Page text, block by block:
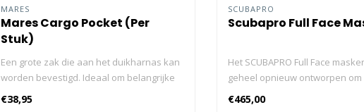
MARES
Mares Cargo Pocket (Per
Stuk)
Een grote zak die aan het duikharnas kan
worden bevestigd. Ideaal om belangrijke
nemen. 1200d 'kogelvrij' ballistisch nylon
€38,95
SCUBAPRO
Scubapro Full Face
Het SCUBAPRO Full Face
geheel opnieuw ontworpen
uit te breiden bij het duiken in
€465,00